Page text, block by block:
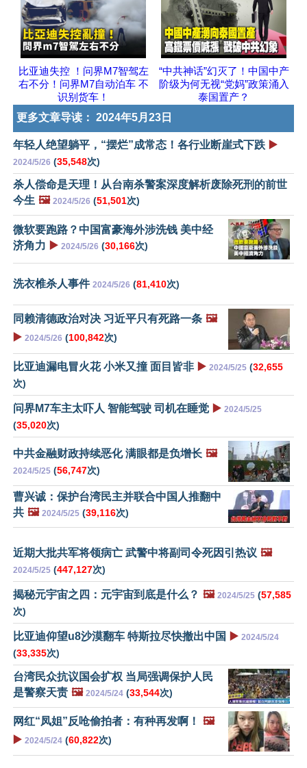
比亚迪失控 ！问界M7智驾左
右不分！问界M7自动泊车 不
识别货车！
“中共神话”幻灭了！中国中产
阶级为何无视“党妈”政策涌入
泰国置产？
更多文章导读： 2024年5月23日
年轻人绝望躺平，“摆烂”成常态！各行业断崖式下跌 ▶️
2024/5/26 (35,548次)
杀人偿命是天理！从台南杀警案深度解析废除死刑的前世
今生 🖼️ 2024/5/26 (51,501次)
微软要跑路？中国富豪海外涉洗钱 美中经
济角力 ▶️ 2024/5/26 (30,166次)
洗衣椎杀人事件 2024/5/26 (81,410次)
同赖清德政治对决 习近平只有死路一条 🖼️
▶️ 2024/5/26 (100,842次)
比亚迪漏电冒火花 小米又撞 面目皆非 ▶️ 2024/5/25 (32,655
次)
问界M7车主太吓人 智能驾驶 司机在睡觉 ▶️ 2024/5/25
(35,020次)
中共金融财政持续恶化 满眼都是负增长 🖼️
2024/5/25 (56,747次)
曹兴诚：保护台湾民主并联合中国人推翻中
共 🖼️ 2024/5/25 (39,116次)
近期大批共军将领病亡 武警中将副司令死因引热议 🖼️
2024/5/25 (447,127次)
揭秘元宇宙之四：元宇宙到底是什么？ 🖼️ 2024/5/25 (57,585
次)
比亚迪仰望u8沙漠翻车 特斯拉尽快撤出中国 ▶️ 2024/5/24
(33,335次)
台湾民众抗议国会扩权 当局强调保护人民
是警察天责 🖼️ 2024/5/24 (33,544次)
网红“凤姐”反呛偷拍者：有种再发啊！
🖼️
▶️ 2024/5/24 (60,822次)